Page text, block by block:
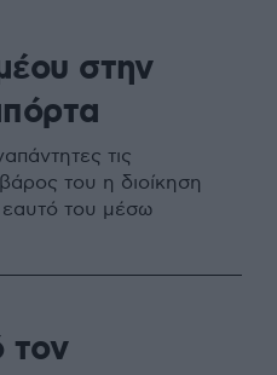
στην
τις
του η διοίκηση
εαυτό του μέσω
τον